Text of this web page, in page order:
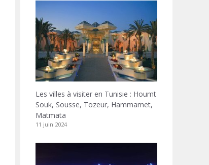
Les villes à visiter en Tunisie : Houmt
Souk, Sousse, Tozeur, Hammamet,
Matmata
11 juin 2024